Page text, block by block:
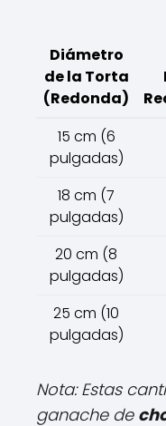
Diámetro
de la Torta
(Redonda)
15 cm (6
pulgadas)
18 cm (7
pulgadas)
20 cm (8
pulgadas)
25 cm (10
pulgadas)
Nota: Estas
ganache de